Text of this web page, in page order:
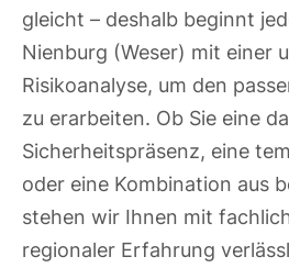
gleicht – deshalb beginnt
Nienburg (Weser) mit einer
Risikoanalyse, um den
zu erarbeiten. Ob Sie eine
Sicherheitspräsenz, eine
oder eine Kombination aus
stehen wir Ihnen mit
regionaler Erfahrung